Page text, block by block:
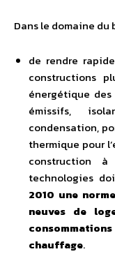
Dans le domaine
de rendre
constructions
énergétique
émissifs,
condensation,
thermique pour
construction
technologies
2010 une
neuves de
chauffage.